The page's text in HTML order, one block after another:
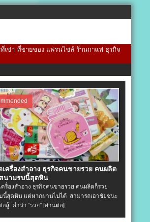
เช่า ที่ขายของ แฟรนไชส์ ร้านกาแฟ ธุรกิจ
เครื่องสําอาง ธุรกิจคนขายรวย คนผลิต
นามรบนี้สุดหิน
ครื่องสําอาง ธุรกิจคนขายรวย คนผลิตก็รวย
นี้สุดหิน แต่หากผ่านไปได้ สามารถเอาชัยชนะ
อสู้ คำว่า “รวย” [อ่านต่อ]